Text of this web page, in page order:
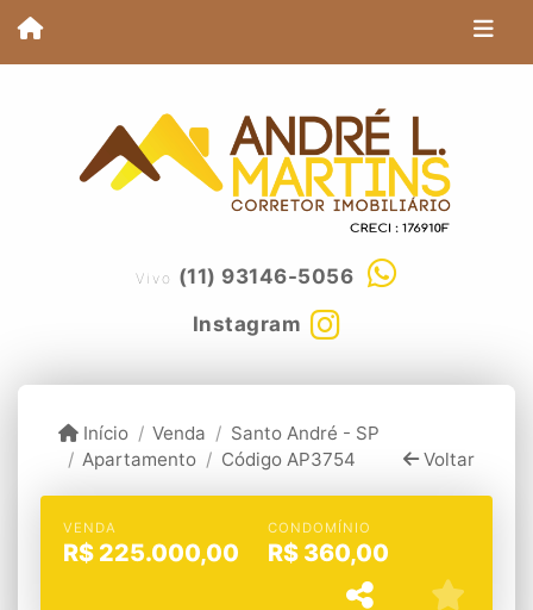
Vivo (11) 93146-5056
Instagram
Início Venda
Santo André - SP
Apartamento
Código AP3754 Voltar
VENDA
R$ 225.000,00
CONDOMÍNIO
R$ 360,00